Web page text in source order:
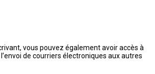
vous pouvez également avoir accès à
de courriers électroniques aux autres